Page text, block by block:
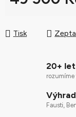
Tisk
20+
Fausti,